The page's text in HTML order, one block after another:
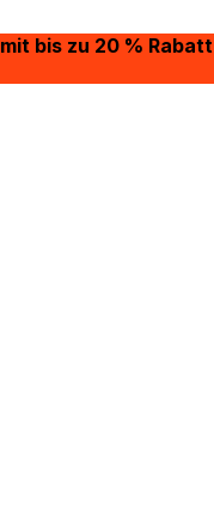
mit bis zu 20 % Rabatt